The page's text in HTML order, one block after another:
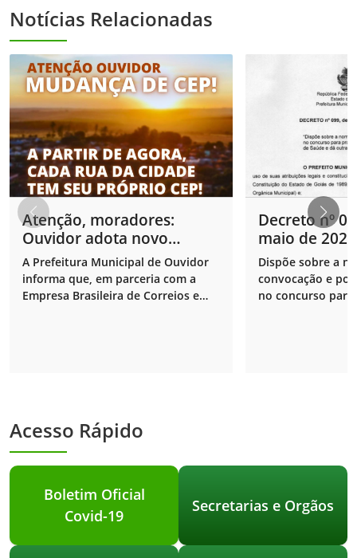
Notícias Relacionadas
Atenção, moradores:
Ouvidor adota novo
sistema de CEP por rua
A Prefeitura Municipal de Ouvidor
informa que, em parceria com a
Empresa Brasileira de Correios e
Decreto nº
maio de 2024
Dispõe sobre a
convocação e
no concurso
Acesso Rápido
Boletim Oficial
Covid-19
Secretarias e Orgãos